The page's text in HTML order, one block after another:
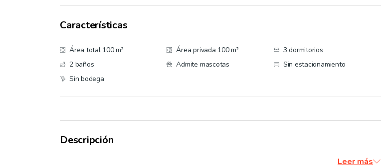
Características
Área total 100 m² Área privada 100 m²
3 dormitorios
2 baños
Admite mascotas
Sin estacionamiento
Sin bodega
Descripción
Leer más